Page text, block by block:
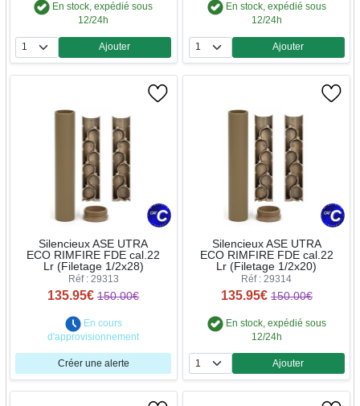
En stock, expédié sous
12/24h
Quantité
Ajouter
En stock, expédié sous
12/24h
Quantité
Ajouter
Silencieux ASE UTRA
ECO RIMFIRE FDE cal.22
Lr (Filetage 1/2x28)
Réf : 29313
135.95€ 150.00€
En cours
d'approvisionnement
Créer une alerte
Silencieux ASE UTRA
ECO RIMFIRE FDE cal.22
Lr (Filetage 1/2x20)
Réf : 29314
135.95€ 150.00€
En stock, expédié sous
12/24h
Quantité
Ajouter